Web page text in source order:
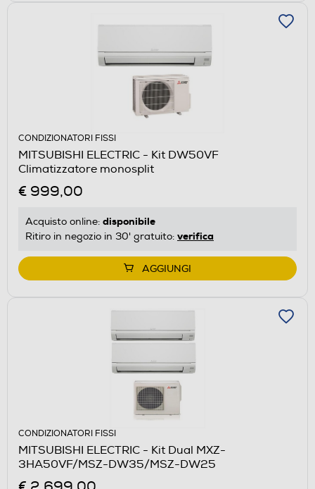
CONDIZIONATORI FISSI
MITSUBISHI ELECTRIC - Kit DW50VF
Climatizzatore monosplit
€ 999,00
Acquisto online: disponibile
Ritiro in negozio in 30' gratuito: verifica
AGGIUNGI
CONDIZIONATORI FISSI
MITSUBISHI ELECTRIC - Kit Dual MXZ-
3HA50VF/MSZ-DW35/MSZ-DW25